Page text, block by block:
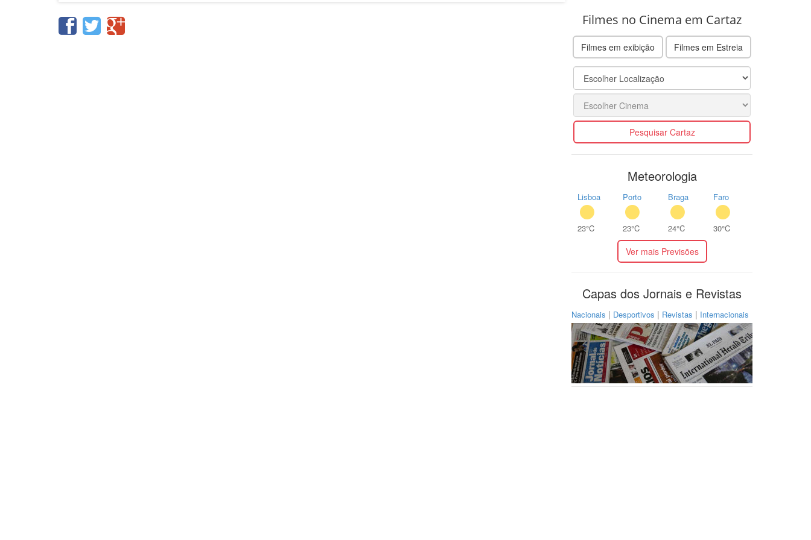
Filmes no Cinema em Cartaz
Filmes em exibição Filmes em Estreia
Pesquisar Cartaz
Meteorologia
Lisboa
23°C
Porto
23°C
Braga
24°C
Faro
30°C
Ver mais Previsões
Capas dos Jornais e Revistas
Nacionais | Desportivos | Revistas | Internacionais